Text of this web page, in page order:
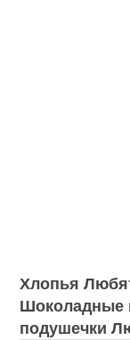
Хлопья
Шоколадные
подушечки